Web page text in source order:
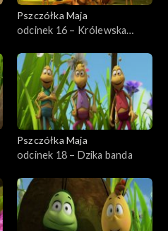
Pszczółka Maja
odcinek 16 – Królewska
Pszczółka Maja
odcinek 18 – Dzika banda